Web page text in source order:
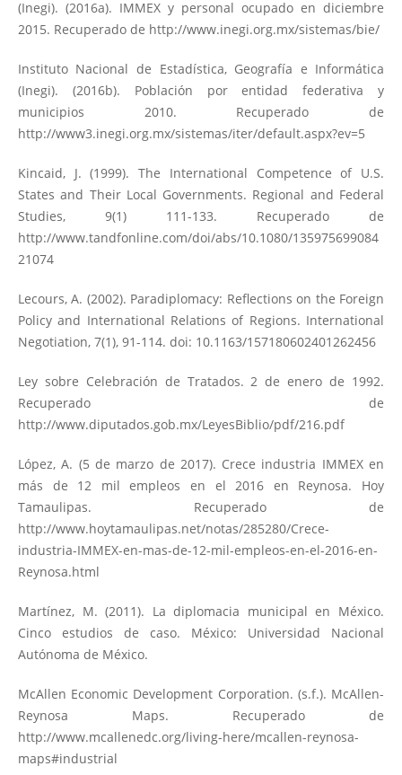
(Inegi). (2016a). IMMEX y personal ocupado en diciembre
2015. Recuperado de http://www.inegi.org.mx/sistemas/bie/
Instituto Nacional de Estadística, Geografía e Informática
(Inegi). (2016b). Población por entidad federativa y
municipios 2010. Recuperado de
http://www3.inegi.org.mx/sistemas/iter/default.aspx?ev=5
Kincaid, J. (1999). The International Competence of U.S.
States and Their Local Governments. Regional and Federal
Studies, 9(1) 111-133. Recuperado de
http://www.tandfonline.com/doi/abs/10.1080/135975699084
21074
Lecours, A. (2002). Paradiplomacy: Reflections on the Foreign
Policy and International Relations of Regions. International
Negotiation, 7(1), 91-114. doi: 10.1163/157180602401262456
Ley sobre Celebración de Tratados. 2 de enero de 1992.
Recuperado de
http://www.diputados.gob.mx/LeyesBiblio/pdf/216.pdf
López, A. (5 de marzo de 2017). Crece industria IMMEX en
más de 12 mil empleos en el 2016 en Reynosa. Hoy
Tamaulipas. Recuperado de
http://www.hoytamaulipas.net/notas/285280/Crece-
industria-IMMEX-en-mas-de-12-mil-empleos-en-el-2016-en-
Reynosa.html
Martínez, M. (2011). La diplomacia municipal en México.
Cinco estudios de caso. México: Universidad Nacional
Autónoma de México.
McAllen Economic Development Corporation. (s.f.). McAllen-
Reynosa Maps. Recuperado de
http://www.mcallenedc.org/living-here/mcallen-reynosa-
maps#industrial